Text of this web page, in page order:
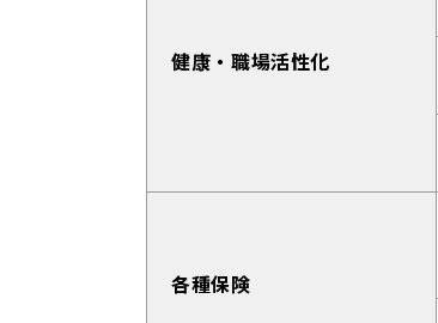
健康・職場活性化
各種保険